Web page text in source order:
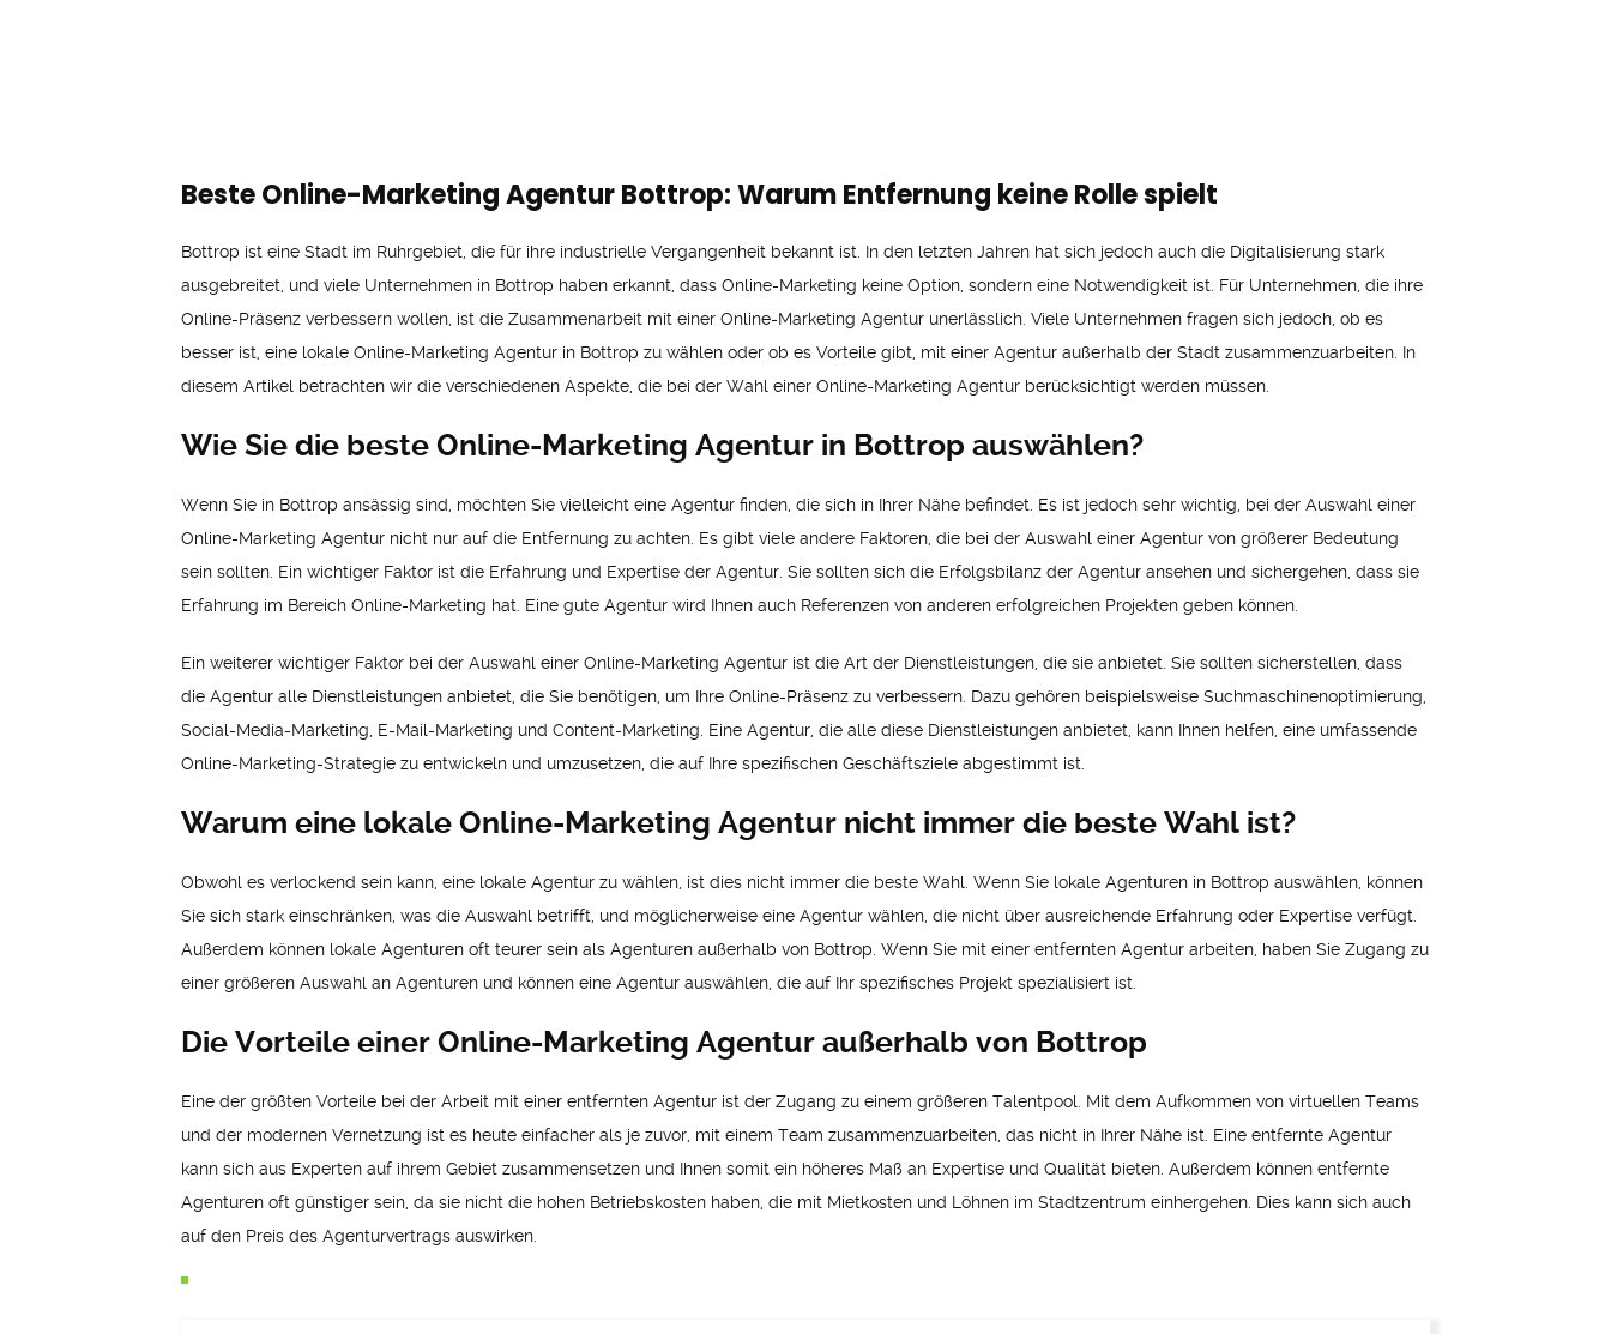
Beste Online-Marketing Agentur Bottrop: Warum Entfernung keine Rolle spielt
Bottrop ist eine Stadt im Ruhrgebiet, die für ihre industrielle Vergangenheit bekannt ist. In den letzten Jahren hat sich jedoch auch die Digitalisierung stark
ausgebreitet, und viele Unternehmen in Bottrop haben erkannt, dass Online-Marketing keine Option, sondern eine Notwendigkeit ist. Für Unternehmen, die ihre
Online-Präsenz verbessern wollen, ist die Zusammenarbeit mit einer Online-Marketing Agentur unerlässlich. Viele Unternehmen fragen sich jedoch, ob es
besser ist, eine lokale Online-Marketing Agentur in Bottrop zu wählen oder ob es Vorteile gibt, mit einer Agentur außerhalb der Stadt zusammenzuarbeiten. In
diesem Artikel betrachten wir die verschiedenen Aspekte, die bei der Wahl einer Online-Marketing Agentur berücksichtigt werden müssen.
Wie Sie die beste Online-Marketing Agentur in Bottrop auswählen?
Wenn Sie in Bottrop ansässig sind, möchten Sie vielleicht eine Agentur finden, die sich in Ihrer Nähe befindet. Es ist jedoch sehr wichtig, bei der Auswahl einer
Online-Marketing Agentur nicht nur auf die Entfernung zu achten. Es gibt viele andere Faktoren, die bei der Auswahl einer Agentur von größerer Bedeutung
sein sollten. Ein wichtiger Faktor ist die Erfahrung und Expertise der Agentur. Sie sollten sich die Erfolgsbilanz der Agentur ansehen und sichergehen, dass sie
Erfahrung im Bereich Online-Marketing hat. Eine gute Agentur wird Ihnen auch Referenzen von anderen erfolgreichen Projekten geben können.
Ein weiterer wichtiger Faktor bei der Auswahl einer Online-Marketing Agentur ist die Art der Dienstleistungen, die sie anbietet. Sie sollten sicherstellen, dass
die Agentur alle Dienstleistungen anbietet, die Sie benötigen, um Ihre Online-Präsenz zu verbessern. Dazu gehören beispielsweise Suchmaschinenoptimierung,
Social-Media-Marketing, E-Mail-Marketing und Content-Marketing. Eine Agentur, die alle diese Dienstleistungen anbietet, kann Ihnen helfen, eine umfassende
Online-Marketing-Strategie zu entwickeln und umzusetzen, die auf Ihre spezifischen Geschäftsziele abgestimmt ist.
Warum eine lokale Online-Marketing Agentur nicht immer die beste Wahl ist?
Obwohl es verlockend sein kann, eine lokale Agentur zu wählen, ist dies nicht immer die beste Wahl. Wenn Sie lokale Agenturen in Bottrop auswählen, können
Sie sich stark einschränken, was die Auswahl betrifft, und möglicherweise eine Agentur wählen, die nicht über ausreichende Erfahrung oder Expertise verfügt.
Außerdem können lokale Agenturen oft teurer sein als Agenturen außerhalb von Bottrop. Wenn Sie mit einer entfernten Agentur arbeiten, haben Sie Zugang zu
einer größeren Auswahl an Agenturen und können eine Agentur auswählen, die auf Ihr spezifisches Projekt spezialisiert ist.
Die Vorteile einer Online-Marketing Agentur außerhalb von Bottrop
Eine der größten Vorteile bei der Arbeit mit einer entfernten Agentur ist der Zugang zu einem größeren Talentpool. Mit dem Aufkommen von virtuellen Teams
und der modernen Vernetzung ist es heute einfacher als je zuvor, mit einem Team zusammenzuarbeiten, das nicht in Ihrer Nähe ist. Eine entfernte Agentur
kann sich aus Experten auf ihrem Gebiet zusammensetzen und Ihnen somit ein höheres Maß an Expertise und Qualität bieten. Außerdem können entfernte
Agenturen oft günstiger sein, da sie nicht die hohen Betriebskosten haben, die mit Mietkosten und Löhnen im Stadtzentrum einhergehen. Dies kann sich auch
auf den Preis des Agenturvertrags auswirken.